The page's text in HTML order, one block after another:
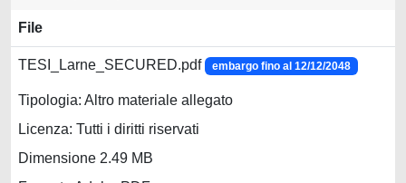
File
TESI_Larne_SECURED.pdf embargo fino al 12/12/2048
Tipologia: Altro materiale allegato
Licenza: Tutti i diritti riservati
Dimensione 2.49 MB